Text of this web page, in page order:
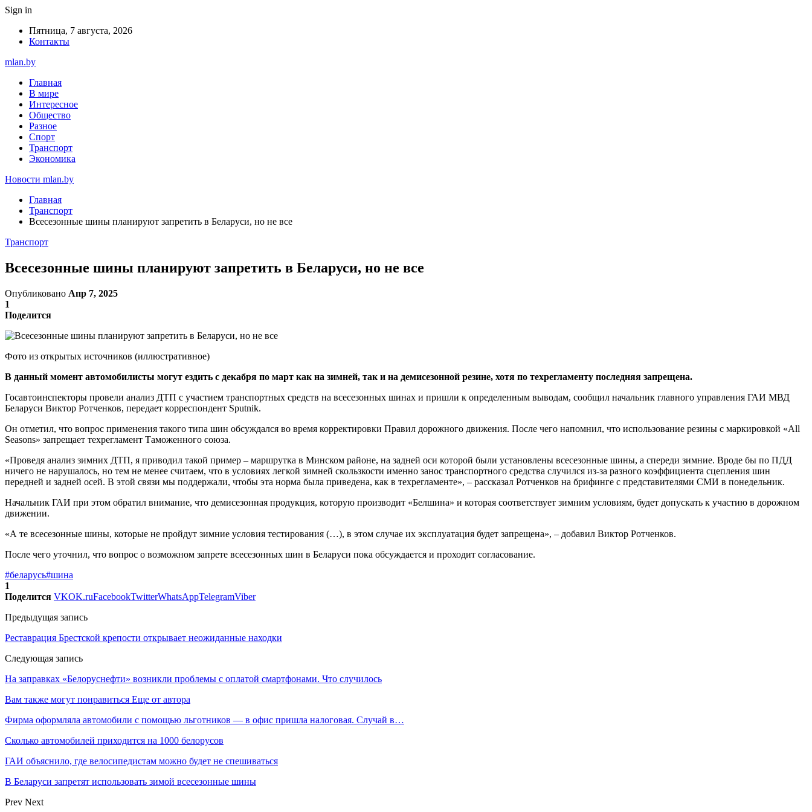
Sign in
Пятница, 7 августа, 2026
Контакты
mlan.by
Главная
В мире
Интересное
Общество
Разное
Спорт
Транспорт
Экономика
Новости mlan.by
Главная
Транспорт
Всесезонные шины планируют запретить в Беларуси, но не все
Транспорт
Всесезонные шины планируют запретить в Беларуси, но не все
Опубликовано Апр 7, 2025
1
Поделится
Фото из открытых источников (иллюстративное)
В данный момент автомобилисты могут ездить с декабря по март как на зимней, так и на демисезонной резине, хотя по техрегламенту последняя запрещена.
Госавтоинспекторы провели анализ ДТП с участием транспортных средств на всесезонных шинах и пришли к определенным выводам, сообщил начальник главного управления ГАИ МВД
Беларуси Виктор Ротченков, передает корреспондент Sputnik.
Он отметил, что вопрос применения такого типа шин обсуждался во время корректировки Правил дорожного движения. После чего напомнил, что использование резины с маркировкой «All
Seasons» запрещает техрегламент Таможенного союза.
«Проведя анализ зимних ДТП, я приводил такой пример – маршрутка в Минском районе, на задней оси которой были установлены всесезонные шины, а спереди зимние. Вроде бы по ПДД
ничего не нарушалось, но тем не менее считаем, что в условиях легкой зимней скользкости именно занос транспортного средства случился из-за разного коэффициента сцепления шин
передней и задней осей. В этой связи мы поддержали, чтобы эта норма была приведена, как в техрегламенте», – рассказал Ротченков на брифинге с представителями СМИ в понедельник.
Начальник ГАИ при этом обратил внимание, что демисезонная продукция, которую производит «Белшина» и которая соответствует зимним условиям, будет допускать к участию в дорожном
движении.
«А те всесезонные шины, которые не пройдут зимние условия тестирования (…), в этом случае их эксплуатация будет запрещена», – добавил Виктор Ротченков.
После чего уточнил, что вопрос о возможном запрете всесезонных шин в Беларуси пока обсуждается и проходит согласование.
#беларусь#шина
1
Поделится VKOK.ruFacebookTwitterWhatsAppTelegramViber
Предыдущая запись
Реставрация Брестской крепости открывает неожиданные находки
Следующая запись
На заправках «Белоруснефти» возникли проблемы с оплатой смартфонами. Что случилось
Вам также могут понравиться Еще от автора
Фирма оформляла автомобили с помощью льготников — в офис пришла налоговая. Случай в…
Сколько автомобилей приходится на 1000 белорусов
ГАИ объяснило, где велосипедистам можно будет не спешиваться
В Беларуси запретят использовать зимой всесезонные шины
Prev Next